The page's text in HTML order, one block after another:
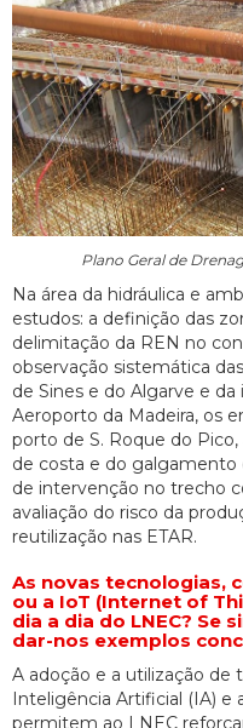
Plano Geral de
Na área da hidráulica e
estudos: a definição das
delimitação da REN no
observação sistemática
de Sines e do Algarve e
Aeroporto da Madeira, os
porto de S. Roque do
de costa e do galgamento
de intervenção no trecho
avaliação do risco da
reutilização nas ETAR.
As novas tecnologias,
ou a IoT (Internet of
dia a dia do LNEC? Se
dar-nos exemplos
A adoção e a utilização
Inteligência Artificial (IA) e
permitem ao LNEC